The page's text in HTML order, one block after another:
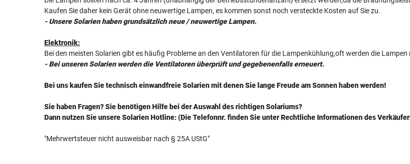
Kaufen Sie daher kein Gerät ohne neuwertige Lampen, es kommen sonst noch versteckte Kosten auf Sie zu.
- Unsere Solarien haben grundsätzlich neue / neuwertige Lampen.
Elektronik:
Bei den meisten Solarien gibt es häufig Probleme an den Ventilatoren für die Lampenkühlung,oft werden die
- Bei unseren Solarien werden die Ventilatoren überprüft und gegebenenfalls erneuert.
Bei uns kaufen Sie technisch einwandfreie Solarien mit denen Sie lange Freude am Sonnen haben werden!
Sie haben Fragen? Sie benötigen Hilfe bei der Auswahl des richtigen Solariums?
Dann nutzen Sie unsere Solarien Hotline: (Die Telefonnr. finden Sie unter Rechtliche Informationen des
"Mehrwertsteuer nicht ausweisbar nach § 25A UStG"